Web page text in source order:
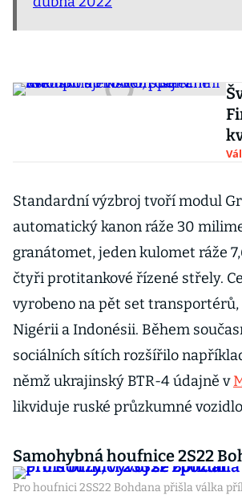
Standardní výzbroj tvoří modul
automatický kanon ráže 30
granátomet, jeden kulomet ráže
čtyři protitankové řízené střely.
vyrobeno na pět set transportérů,
Nigérii a Indonésii. Během
sociálních sítích rozšířilo
němž ukrajinský BTR-4 údajně v
likviduje ruské průzkumné
Samohybná houfnice 2S22
Pro houfnici 2SS22 Bohdana přišla válka